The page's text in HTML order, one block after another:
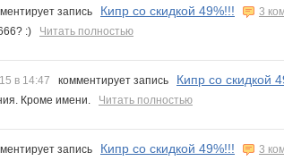
запись Кипр со скидкой 49%!!!
3
:) Читать полностью
в 14:47 комментирует запись Кипр со скидкой
Кроме имени. Читать полностью
запись Кипр со скидкой 49%!!!
3